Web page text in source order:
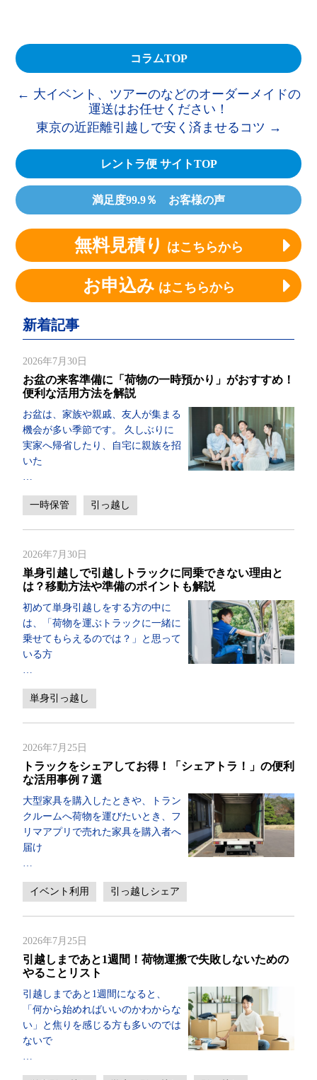
コラムTOP
← 大イベント、ツアーのなどのオーダーメイドの
運送はお任せください！
東京の近距離引越しで安く済ませるコツ →
レントラ便 サイトTOP
満足度99.9％ お客様の声
無料見積り はこちらから
お申込み はこちらから
新着記事
2026年7月30日
お盆の来客準備に「荷物の一時預かり」がおすすめ！
便利な活用方法を解説
お盆は、家族や親戚、友人が集まる
機会が多い季節です。 久しぶりに
実家へ帰省したり、自宅に親族を招
いた
…
一時保管 引っ越し
2026年7月30日
単身引越しで引越しトラックに同乗できない理由と
は？移動方法や準備のポイントも解説
初めて単身引越しをする方の中に
は、「荷物を運ぶトラックに一緒に
乗せてもらえるのでは？」と思って
いる方
…
単身引っ越し
2026年7月25日
トラックをシェアしてお得！「シェアトラ！」の便利
な活用事例７選
大型家具を購入したときや、トラン
クルームへ荷物を運びたいとき、フ
リマアプリで売れた家具を購入者へ
届け
…
イベント利用 引っ越しシェア
2026年7月25日
引越しまであと1週間！荷物運搬で失敗しないための
やることリスト
引越しまであと1週間になると、
「何から始めればいいのかわからな
い」と焦りを感じる方も多いのでは
ないで
…